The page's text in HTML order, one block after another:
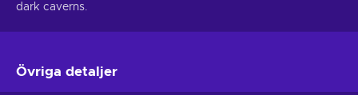
dark caverns.
Övriga detaljer